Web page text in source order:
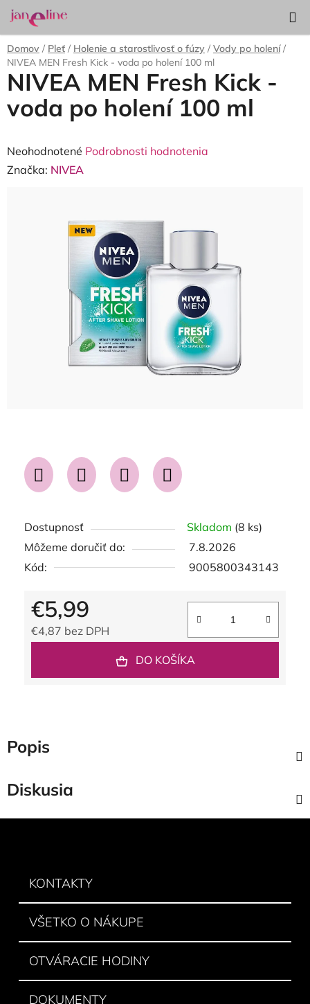
Prejsť
na
obsah
KOŠÍK
Domov / Pleť / Holenie a starostlivosť o fúzy / Vody po holení /
NIVEA MEN Fresh Kick - voda po holení 100 ml
Dostupnosť Skladom (8 ks)
Môžeme doručiť do:
7.8.2026
Kód:
9005800343143
€5,99
€4,87 bez DPH
DO KOŠÍKA
NIVEA MEN Fresh Kick -
voda po holení 100 ml
Priemerné
hodnotenie
Neohodnotené Podrobnosti hodnotenia
Značka: NIVEA
Popis
Diskusia
KONTAKTY
VŠETKO O NÁKUPE
OTVÁRACIE HODINY
DOKUMENTY